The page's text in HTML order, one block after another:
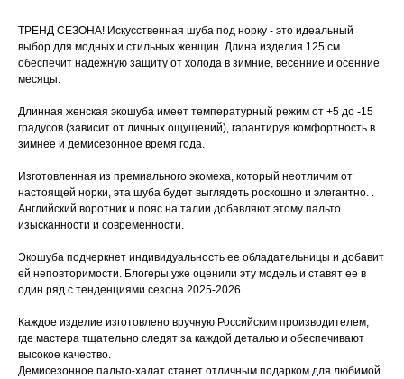
ТРЕНД СЕЗОНА! Искусственная шуба под норку - это идеальный
выбор для модных и стильных женщин. Длина изделия 125 см
обеспечит надежную защиту от холода в зимние, весенние и осенние
месяцы.
Длинная женская экошуба имеет температурный режим от +5 до -15
градусов (зависит от личных ощущений), гарантируя комфортность в
зимнее и демисезонное время года.
Изготовленная из премиального экомеха, который неотличим от
настоящей норки, эта шуба будет выглядеть роскошно и элегантно. .
Английский воротник и пояс на талии добавляют этому пальто
изысканности и современности.
Экошуба подчеркнет индивидуальность ее обладательницы и добавит
ей неповторимости. Блогеры уже оценили эту модель и ставят ее в
один ряд с тенденциями сезона 2025-2026.
Каждое изделие изготовлено вручную Российским производителем,
где мастера тщательно следят за каждой деталью и обеспечивают
высокое качество.
Демисезонное пальто-халат станет отличным подарком для любимой